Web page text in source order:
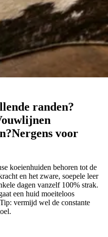
randen?
Nergens voor
koeienhuiden behoren tot de
en het zware, soepele leer
dagen vanzelf 100% strak.
een huid moeiteloos
vermijd wel de constante